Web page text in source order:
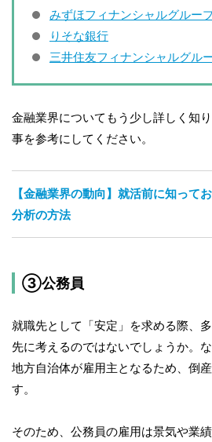
みずほフィナンシャルグルー
りそな銀行
三井住友フィナンシャルグル
金融業界についてもう少し詳しく知
事を参考にしてください。
【金融業界の動向】就活前に知って
分析の方法
③公務員
就職先として「安定」を求める際、
先に考えるのではないでしょうか。
地方自治体が雇用主となるため、倒
す。
そのため、公務員の雇用は景気や業